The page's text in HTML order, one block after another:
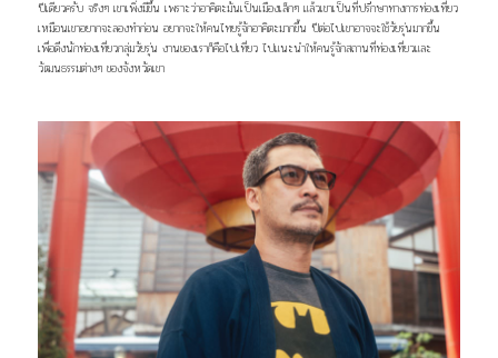
ปีเดียวครับ จริงๆ เขาเพิ่งมีขึ้น เพราะว่าอาคิตะมันเป็นเมืองเล็กๆ แล้วเขาเป็นที่ปรึกษาทางการท่องเที่ยว
เหมือนเขาอยากจะลองทำก่อน อยากจะให้คนไทยรู้จักอาคิตะมากขึ้น ปีต่อไปเขาอาจจะใช้วัยรุ่นมากขึ้น
เพื่อดึงนักท่องเที่ยวกลุ่มวัยรุ่น งานของเราก็คือไปเที่ยว ไปแนะนำให้คนรู้จักสถานที่ท่องเที่ยวและ
วัฒนธรรมต่างๆ ของจังหวัดเขา